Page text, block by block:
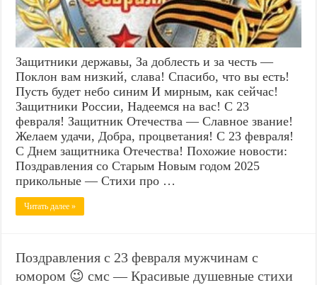
Защитники державы, За доблесть и за честь —
Поклон вам низкий, слава! Спасибо, что вы есть!
Пусть будет небо синим И мирным, как сейчас!
Защитники России, Надеемся на вас! С 23
февраля! Защитник Отечества — Славное звание!
Желаем удачи, Добра, процветания! С 23 февраля!
С Днем защитника Отечества! Похожие новости:
Поздравления со Старым Новым годом 2025
прикольные — Стихи про …
Читать далее »
Поздравления с 23 февраля мужчинам с
юмором 😉 смс — Красивые душевные стихи